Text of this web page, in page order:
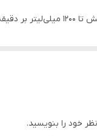
دقیقه
رنگ
برنجی به‌منظور
خود را بنویسید.